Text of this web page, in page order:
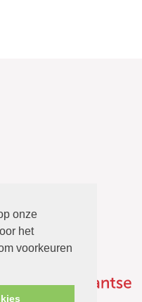
onze
het
voorkeuren